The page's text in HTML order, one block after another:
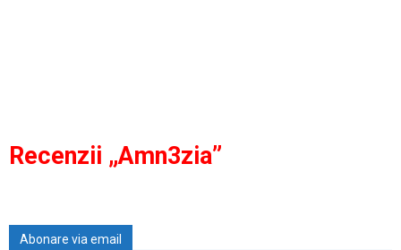
Recenzii „Amn3zia”
Abonare via email